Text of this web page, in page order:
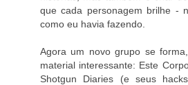
que cada personagem brilhe -
como eu havia fazendo.
Agora um novo grupo se
material interessante: Este
Shotgun Diaries (e seus